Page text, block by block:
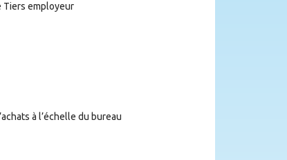
Tiers employeur
à l’échelle du bureau